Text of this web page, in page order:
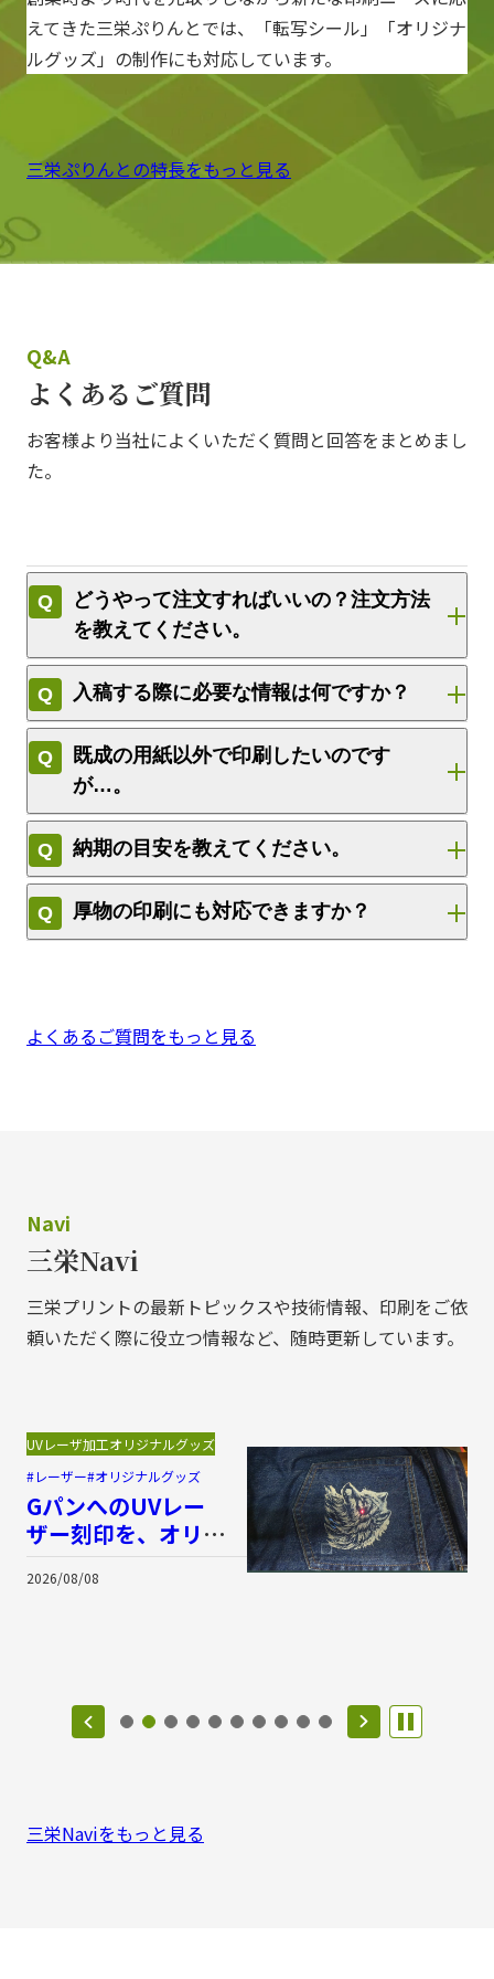
えてきた三栄ぷりんとでは、「転写シール」「オリジナ
ルグッズ」の制作にも対応しています。
三栄ぷりんとの特長をもっと見る
Q&A
よくあるご質問
お客様より当社によくいただく質問と回答をまとめまし
た。
どうやって注文すればいいの？注文方法
を教えてください。
入稿する際に必要な情報は何ですか？
既成の用紙以外で印刷したいのです
が…。
納期の目安を教えてください。
厚物の印刷にも対応できますか？
よくあるご質問をもっと見る
Navi
三栄Navi
三栄プリントの最新トピックスや技術情報、印刷をご依
頼いただく際に役立つ情報など、随時更新しています。
UVレーザ加工オリジナルグッズ
レーザー オリジナルグッズ
GパンへのUVレー
ザー刻印を、オリジナ
ルグッズにできないだ
ろうか
2026/08/08
三栄Naviをもっと見る